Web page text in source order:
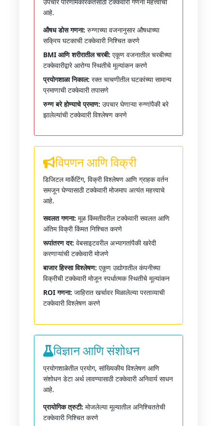
आहे.
औषध डोस गणना: रुग्णाच्या वजनानुसार औषधाच्या
सक्रिय घटकाची टक्केवारी निश्चित करणे
BMI आणि शरीरातील चरबी: एकूण वजनातील चरबीच्या
टक्केवारीद्वारे आरोग्य स्थितीचे मूल्यांकन करणे
प्रयोगशाळा निकाल: रक्त चाचणीतील घटकांच्या सामान्य
प्रमाणाची टक्केवारी तपासणे
रुग्ण बरे होण्याचे प्रमाण: उपचार घेणाऱ्या रुग्णांपैकी बरे
झालेल्यांची टक्केवारी विश्लेषण करणे
विपणन आणि विक्री
डिजिटल मार्केटिंग, विक्री विश्लेषण आणि ग्राहक वर्तन
समजून घेण्यासाठी टक्केवारी मोजमाप अत्यंत महत्त्वाचे
आहे.
सवलत गणना: मूळ किंमतीवरील टक्केवारी सवलत आणि
अंतिम विक्री किंमत निश्चित करणे
रूपांतरण दर: वेबसाइटवरील अभ्यागतांपैकी खरेदी
करणाऱ्यांची टक्केवारी मोजणे
बाजार हिस्सा विश्लेषण: एकूण उद्योगातील कंपनीच्या
विक्रीची टक्केवारी मोजून स्पर्धात्मक स्थितीचे मूल्यांकन
ROI गणना: जाहिरात खर्चावर मिळालेल्या परताव्याची
टक्केवारी विश्लेषण करणे
विज्ञान आणि संशोधन
प्रयोगशाळेतील प्रयोग, सांख्यिकीय विश्लेषण आणि
संशोधन डेटा अर्थ लावण्यासाठी टक्केवारी अनिवार्य साधन
आहे.
प्रायोगिक त्रुटी: मोजलेल्या मूल्यातील अनिश्चिततेची
टक्केवारी निश्चित करणे